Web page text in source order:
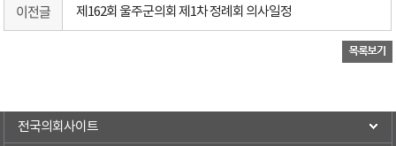
이전글 제162회 울주군의회 제1차 정례회 의사일정
전국의회사이트